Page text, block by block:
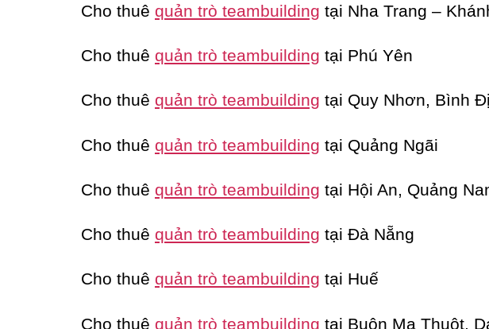
Cho thuê quản trò teambuilding tại Nha Trang –
Cho thuê quản trò teambuilding tại Phú Yên
Cho thuê quản trò teambuilding tại Quy Nhơn, Bình
Cho thuê quản trò teambuilding tại Quảng Ngãi
Cho thuê quản trò teambuilding tại Hội An, Quảng
Cho thuê quản trò teambuilding tại Đà Nẵng
Cho thuê quản trò teambuilding tại Huế
Cho thuê quản trò teambuilding tại Buôn Ma Thuột,